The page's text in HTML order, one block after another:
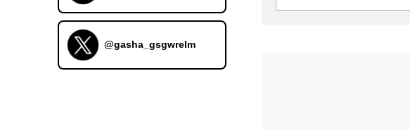
@gasha_gsgwrelm